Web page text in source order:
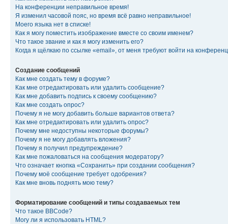
На конференции неправильное время!
Я изменил часовой пояс, но время всё равно неправильное!
Моего языка нет в списке!
Как я могу поместить изображение вместе со своим именем?
Что такое звание и как я могу изменить его?
Когда я щёлкаю по ссылке «email», от меня требуют войти на
Создание сообщений
Как мне создать тему в форуме?
Как мне отредактировать или удалить сообщение?
Как мне добавить подпись к своему сообщению?
Как мне создать опрос?
Почему я не могу добавить больше вариантов ответа?
Как мне отредактировать или удалить опрос?
Почему мне недоступны некоторые форумы?
Почему я не могу добавлять вложения?
Почему я получил предупреждение?
Как мне пожаловаться на сообщения модератору?
Что означает кнопка «Сохранить» при создании сообщения?
Почему моё сообщение требует одобрения?
Как мне вновь поднять мою тему?
Форматирование сообщений и типы создаваемых тем
Что такое BBCode?
Могу ли я использовать HTML?